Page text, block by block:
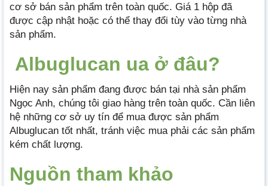
cơ sở bán sản phẩm trên toàn quốc. Giá 1 hộp đã
được cập nhật hoặc có thể thay đổi tùy vào từng nhà
sản phẩm.
Albuglucan ua ở đâu?
Hiện nay sản phẩm đang được bán tại nhà sản phẩm
Ngọc Anh, chúng tôi giao hàng trên toàn quốc. Cần liên
hệ những cơ sở uy tín để mua được sản phẩm
Albuglucan tốt nhất, tránh việc mua phải các sản phẩm
kém chất lượng.
Nguồn tham khảo